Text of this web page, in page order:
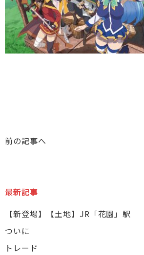
前の記事へ
最新記事
【新登場】【土地】JR「花園」駅
ついに
トレード